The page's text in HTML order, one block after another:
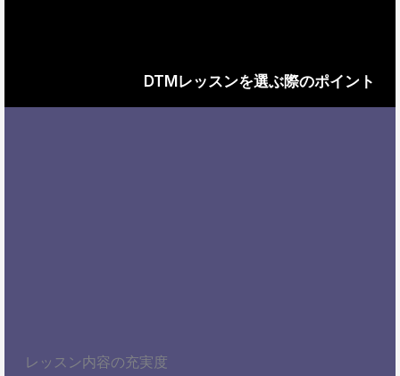
DTMレッスンを選ぶ際のポイント
レッスン内容の充実度